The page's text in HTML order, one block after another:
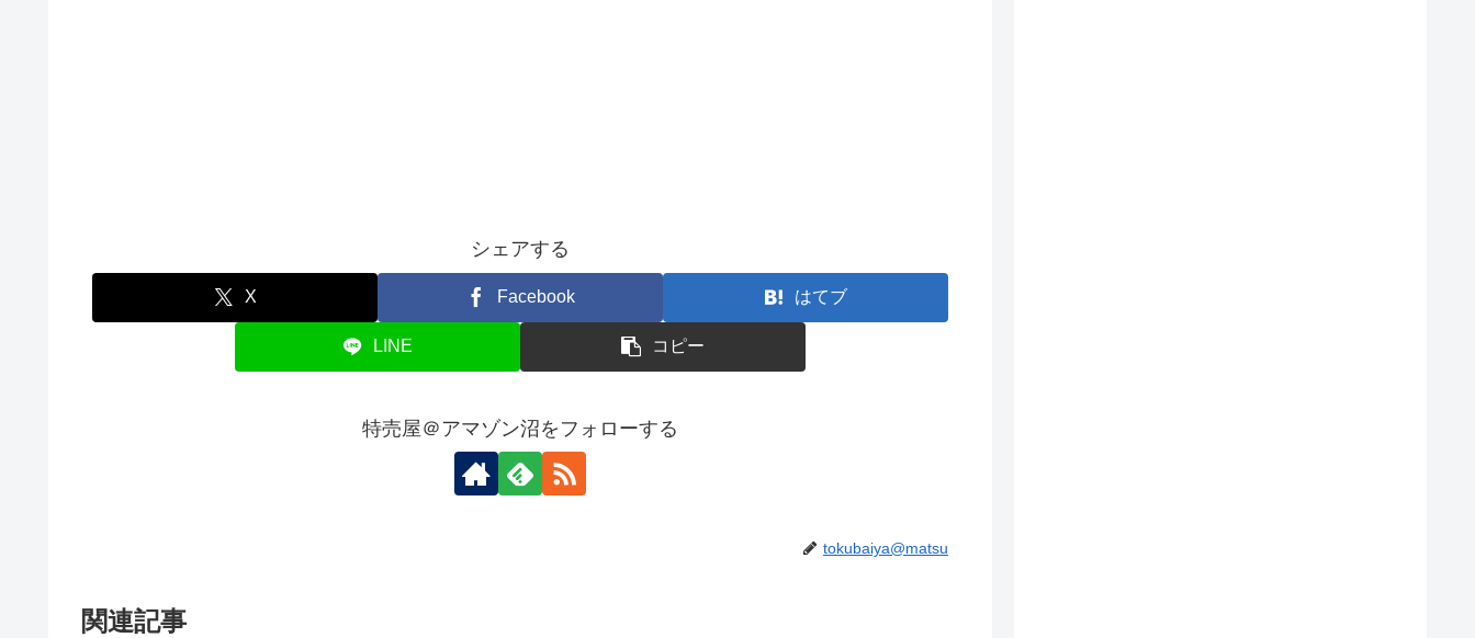
シェアする
X Facebook はてブ
LINE コピー
特売屋＠アマゾン沼をフォローする
tokubaiya@matsu
関連記事